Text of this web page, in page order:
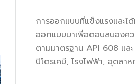
การออกแบบที่แข็งแรงและ
ออกแบบมาเพื่อตอบสนองค
ตามมาตรฐาน API 608 และ
ปิโตรเคมี, โรงไฟฟ้า, อุตสา